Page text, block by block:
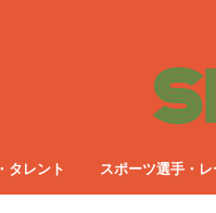
タレント スポーツ選手・レ